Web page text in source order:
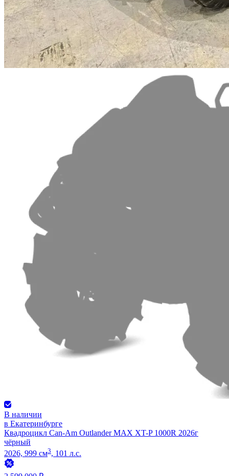
В наличии
в Екатеринбурге
Квадроцикл Can-Am Outlander MAX XT-P 1000R 2026г
чёрный
2026, 999 см3, 101 л.с.